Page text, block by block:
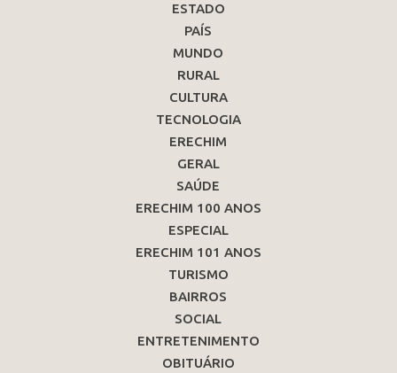
ESTADO
PAÍS
MUNDO
RURAL
CULTURA
TECNOLOGIA
ERECHIM
GERAL
SAÚDE
ERECHIM 100 ANOS
ESPECIAL
ERECHIM 101 ANOS
TURISMO
BAIRROS
SOCIAL
ENTRETENIMENTO
OBITUÁRIO